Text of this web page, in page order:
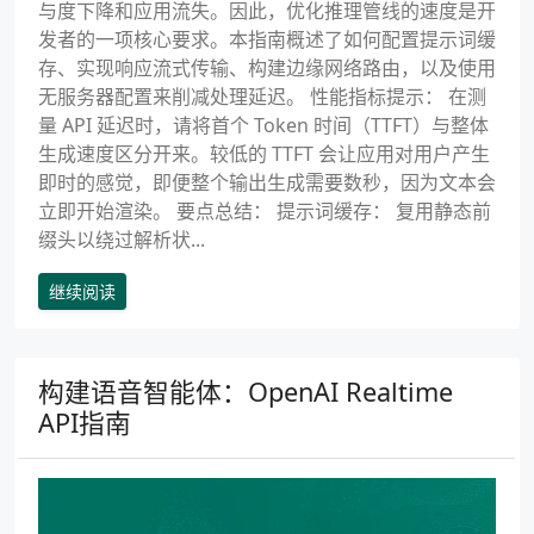
与度下降和应用流失。因此，优化推理管线的速度是开
发者的一项核心要求。本指南概述了如何配置提示词缓
存、实现响应流式传输、构建边缘网络路由，以及使用
无服务器配置来削减处理延迟。 性能指标提示： 在测
量 API 延迟时，请将首个 Token 时间（TTFT）与整体
生成速度区分开来。较低的 TTFT 会让应用对用户产生
即时的感觉，即便整个输出生成需要数秒，因为文本会
立即开始渲染。 要点总结： 提示词缓存： 复用静态前
缀头以绕过解析状...
继续阅读
构建语音智能体：OpenAI Realtime
API指南